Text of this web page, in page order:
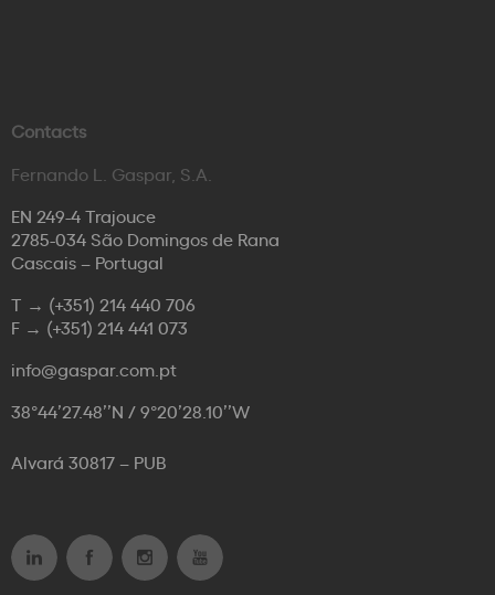
Contacts
Fernando L. Gaspar, S.A.
EN 249-4 Trajouce
2785-034 São Domingos de Rana
Cascais – Portugal
T → (+351) 214 440 706
F → (+351) 214 441 073
info@gaspar.com.pt
38°44’27.48’’N / 9°20’28.10’’W
Alvará 30817 – PUB